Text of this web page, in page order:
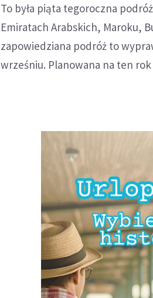
To była piąta tegoroczna
Emiratach Arabskich, Maroku,
zapowiedziana podróż to
wrześniu. Planowana na ten